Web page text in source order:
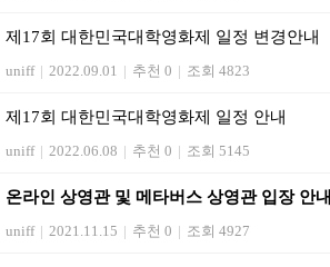
제17회 대한민국대학영화제 일정 변경안내
uniff | 2022.09.01 | 추천 0 | 조회 4823
제17회 대한민국대학영화제 일정 안내
uniff | 2022.06.08 | 추천 0 | 조회 5145
온라인 상영관 및 메타버스 상영관 입장 안내
uniff | 2021.11.15 | 추천 0 | 조회 4927